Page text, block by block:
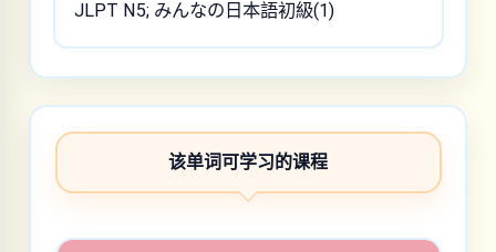
JLPT N5; みんなの日本語初級(1)
该单词可学习的课程